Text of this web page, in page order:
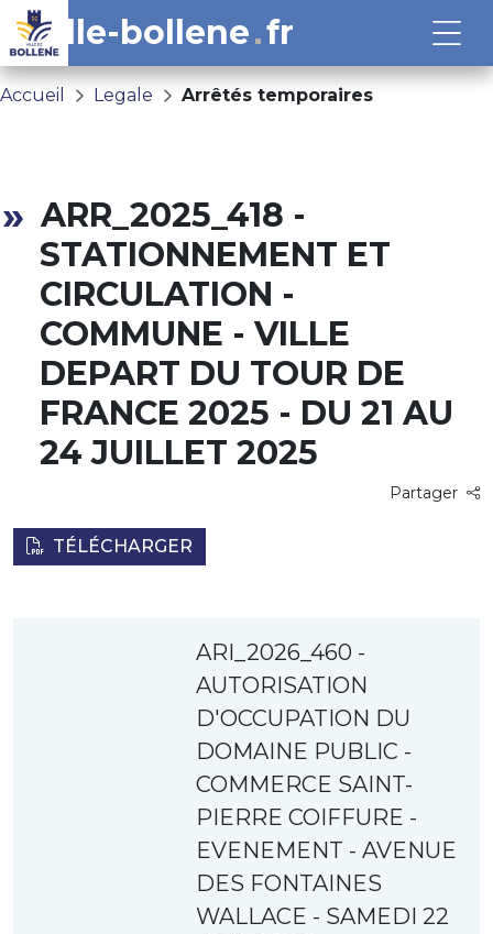
ville-bollene fr
Accueil Legale Arrêtés temporaires
ARR_2025_418 -
STATIONNEMENT ET
CIRCULATION -
COMMUNE - VILLE
DEPART DU TOUR DE
FRANCE 2025 - DU 21 AU
24 JUILLET 2025
Partager
TÉLÉCHARGER
ARI_2026_460 -
AUTORISATION
D'OCCUPATION DU
DOMAINE PUBLIC -
COMMERCE SAINT-
PIERRE COIFFURE -
EVENEMENT - AVENUE
DES FONTAINES
WALLACE - SAMEDI 22